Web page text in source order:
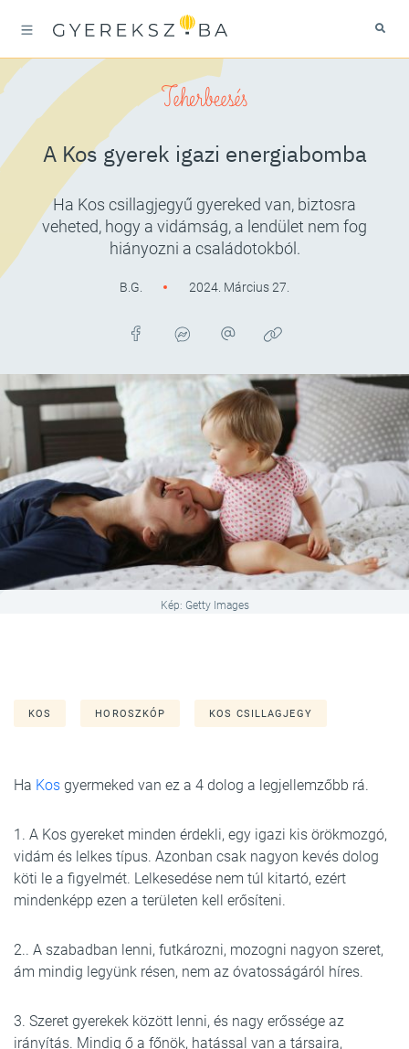
Teherbeesés
A Kos gyerek igazi energiabomba
Ha Kos csillagjegyű gyereked van, biztosra
veheted, hogy a vidámság, a lendület nem fog
hiányozni a családotokból.
B.G. 2024. Március 27.
Kép: Getty Images
KOS HOROSZKÓP KOS CSILLAGJEGY
Ha Kos gyermeked van ez a 4 dolog a legjellemzőbb rá.
1. A Kos gyereket minden érdekli, egy igazi kis örökmozgó,
vidám és lelkes típus. Azonban csak nagyon kevés dolog
köti le a figyelmét. Lelkesedése nem túl kitartó, ezért
mindenképp ezen a területen kell erősíteni.
2.. A szabadban lenni, futkározni, mozogni nagyon szeret,
ám mindig legyünk résen, nem az óvatosságáról híres.
3. Szeret gyerekek között lenni, és nagy erőssége az
irányítás. Mindig ő a főnök, hatással van a társaira,